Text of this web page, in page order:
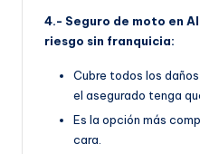
4.- Seguro de moto en
riesgo sin franquicia:
Cubre todos los
el asegurado tenga
Es la opción más
cara.